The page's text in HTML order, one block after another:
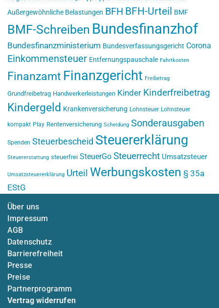
Außergewöhnliche Belastungen BFH BFH-Urteil BMF
BMF-Schreiben Bundesfinanzhof
Bundesfinanzministerium Bundesverfassungsgericht Corona
Einkommensteuer Entfernungspauschale Fahrtkosten
Finanzamt Finanzgericht Freibetrag
Grundfreibetrag Handwerkerleistungen Kinder Kinderfreibetrag
Kindergeld Krankenversicherung Lohnsteuer Lohnsteuer
kompakt Play Rentenversicherung Scheidung Sonderausgaben
Spenden Steuerbescheid Steuererklärung
Steuererstattung steuerfrei SteuerGo Steuerrecht Umsatzsteuer
Umsatzsteuererklärung Urteil Werbungskosten § 35a
EStG
Über uns
Impressum
AGB
Datenschutz
Barrierefreiheit
Presse
Preise
Partnerprogramm
Vertrag widerrufen